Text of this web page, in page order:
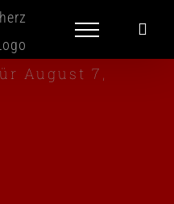
August 7,